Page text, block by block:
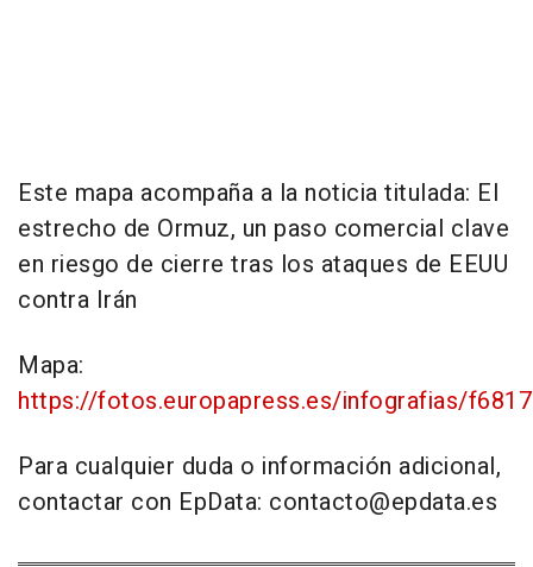
Este mapa acompaña a la noticia titulada: El
estrecho de Ormuz, un paso comercial clave
en riesgo de cierre tras los ataques de EEUU
contra Irán
Mapa:
https://fotos.europapress.es/infografias/
Para cualquier duda o información adicional,
contactar con EpData: contacto@epdata.es